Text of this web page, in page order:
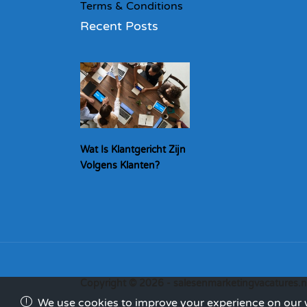
Terms & Conditions
Recent Posts
Wat Is Klantgericht Zijn
Volgens Klanten?
We use cookies to improve your experience on